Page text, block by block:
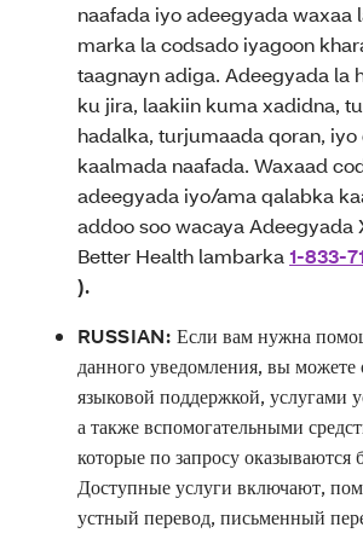
naafada iyo adeegyada waxaa
marka la codsado iyagoon
taagnayn adiga. Adeegyada la
ku jira, laakiin kuma xadidna,
hadalka, turjumaada qoran, iyo
kaalmada naafada. Waxaad
adeegyada iyo/ama qalabka
addoo soo wacaya Adeegyada
Better Health lambarka 1-833-
).
RUSSIAN: Если вам нужна
данного уведомления, вы можете
языковой поддержкой, услугами
а также вспомогательными
которые по запросу оказываются
Доступные услуги включают,
устный перевод, письменный